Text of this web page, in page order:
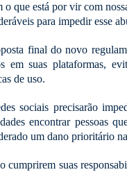
o que está por vir com
​​para impedir esse
final do novo
em suas plataformas,
de uso.
sociais precisarão
encontrar pessoas
um dano prioritário
cumprirem suas